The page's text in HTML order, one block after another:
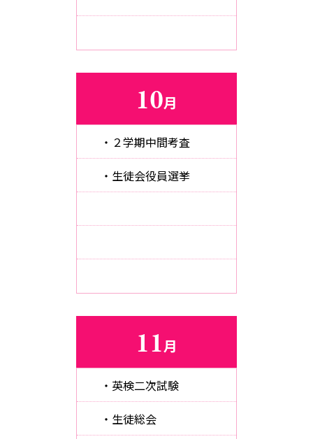
10月
・２学期中間考査
・生徒会役員選挙
11月
・英検二次試験
・生徒総会